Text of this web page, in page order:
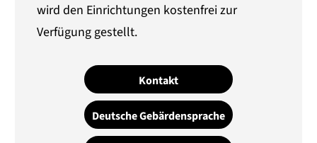
wird den Einrichtungen kostenfrei zur
Verfügung gestellt.
Kontakt
Deutsche Gebärdensprache